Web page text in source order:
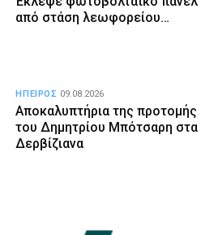
από στάση λεωφορείου…
Αποκαλυπτήρια της προτομής
του Δημητρίου Μπότσαρη στα
Δερβίζιανα
ΗΠΕΙΡΟΣ 09.08.2026